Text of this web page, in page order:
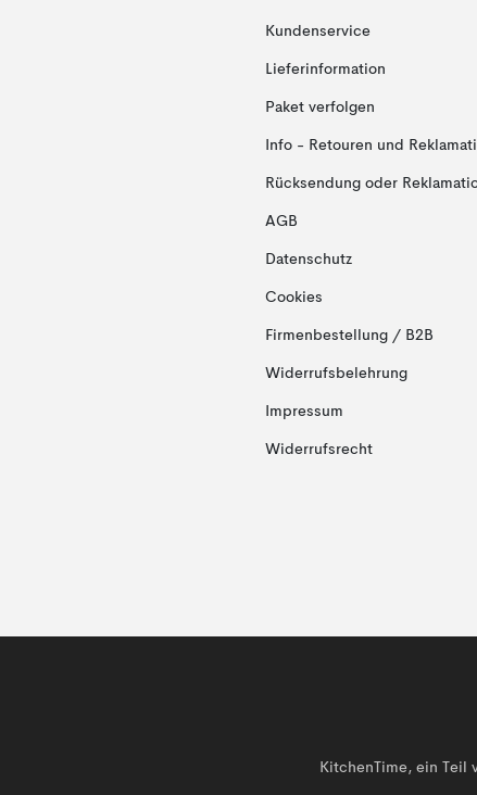
Kundenservice
Lieferinformation
Paket verfolgen
Info - Retouren und
Rücksendung oder
AGB
Datenschutz
Cookies
Firmenbestellung / B2B
Widerrufsbelehrung
Impressum
Widerrufsrecht
KitchenTime, ein Teil